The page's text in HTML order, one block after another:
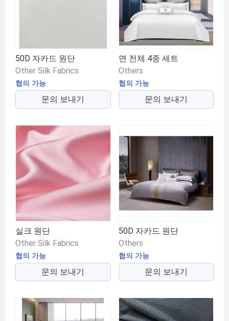
50D 자카드 원단
Other Silk Fabrics
협의 가능
문의 보내기
면 전체 4종 세트
Others
협의 가능
문의 보내기
실크 원단
Other Silk Fabrics
협의 가능
문의 보내기
50D 자카드 원단
Others
협의 가능
문의 보내기